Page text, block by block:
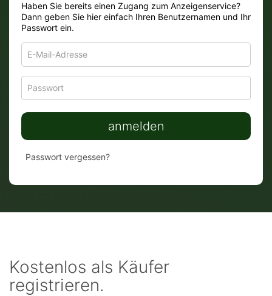
Haben Sie bereits einen Zugang zum Anzeigenservice?
Dann geben Sie hier einfach Ihren Benutzernamen und Ihr
Passwort ein.
Mail-
Adresse
anmelden
Passwort vergessen?
Kostenlos als Käufer
registrieren.